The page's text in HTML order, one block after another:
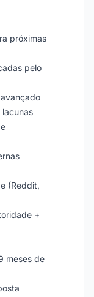
próximas
pelo
(Reddit,
+
meses de